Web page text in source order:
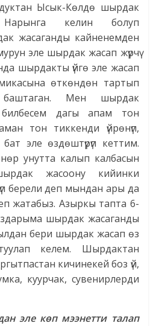
Ысык-Көлдө шырдак
келин болуп
жасаганды кайненемден
эле шырдак жасап жүрчү
шырдакты үйгө эле жасап
өткөндөн тартып
баштаган. Мен шырдак
дагы апам тон
тон тиккенди үйрөнүп,
эле өздөштүрүп кеттим.
унутта калып калбасын
жасоону кийинки
берели деп мындан ары да
жатабыз. Азыркы тапта 6-
шырдак жасаганды
бери шырдак жасап өз
келем. Шырдактан
кичинекей боз үй,
куурчак, сувенирлерди
эле көп мээнетти талап